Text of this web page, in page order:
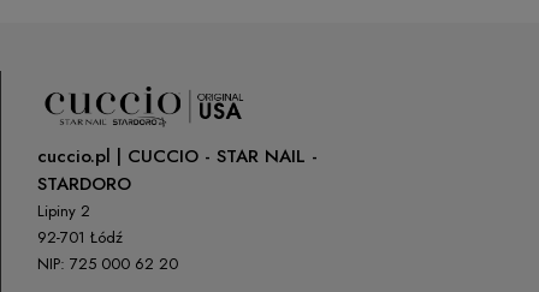
cuccio.pl | CUCCIO - STAR NAIL -
STARDORO
Lipiny 2
92-701 Łódź
NIP: 725 000 62 20